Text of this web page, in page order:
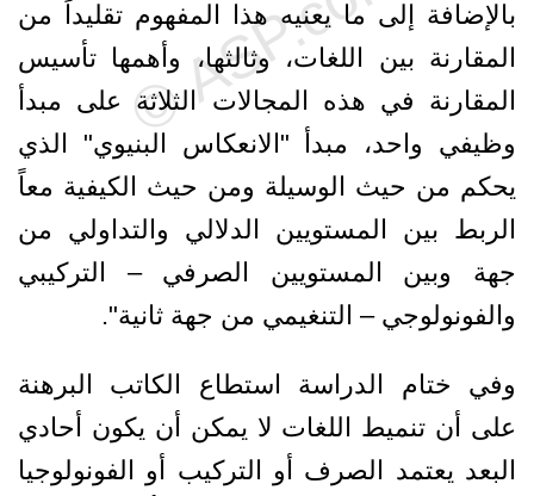
بالإضافة إلى ما يعنيه هذا المفهوم تقليداً من
المقارنة بين اللغات، وثالثها، وأهمها تأسيس
المقارنة في هذه المجالات الثلاثة على مبدأ
وظيفي واحد، مبدأ "الانعكاس البنيوي" الذي
يحكم من حيث الوسيلة ومن حيث الكيفية معاً
الربط بين المستويين الدلالي والتداولي من
جهة وبين المستويين الصرفي – التركيبي
والفونولوجي – التنغيمي من جهة ثانية".
وفي ختام الدراسة استطاع الكاتب البرهنة
على أن تنميط اللغات لا يمكن أن يكون أحادي
البعد يعتمد الصرف أو التركيب أو الفونولوجيا